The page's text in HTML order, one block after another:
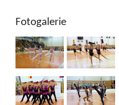
Fotogalerie